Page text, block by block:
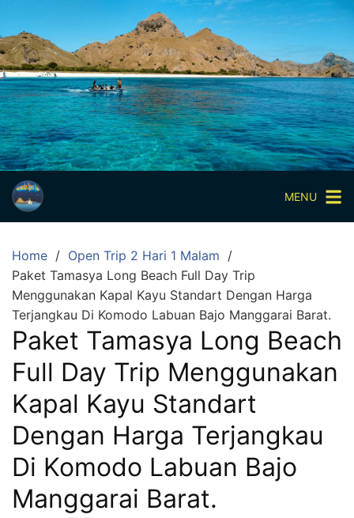
content
Paket
Wisata
Sharing
Trip
Komodo
Paket
Wisata
Open
Pulau
Komodo
Labuan
Bajo
3
Hari
2
Malam,
2
Hari
Malam
MENU
Home
Open Trip 2 Hari 1 Malam
Paket Tamasya Long Beach Full Day Trip
Menggunakan Kapal Kayu Standart Dengan Harga
Terjangkau Di Komodo Labuan Bajo Manggarai Barat.
Paket Tamasya Long Beach
Full Day Trip Menggunakan
Kapal Kayu Standart
Dengan Harga Terjangkau
Di Komodo Labuan Bajo
Manggarai Barat.